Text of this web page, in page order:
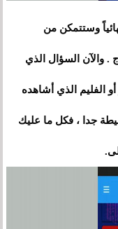
وستتمكن من
. والآن السؤال الذي
الفليم الذي أشاهده
جدا ، فكل ما عليك